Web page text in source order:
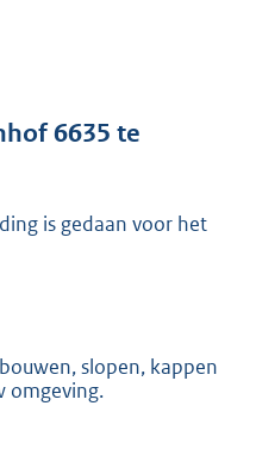
6635 te
is gedaan voor het
slopen, kappen
omgeving.